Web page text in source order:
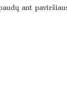
ant